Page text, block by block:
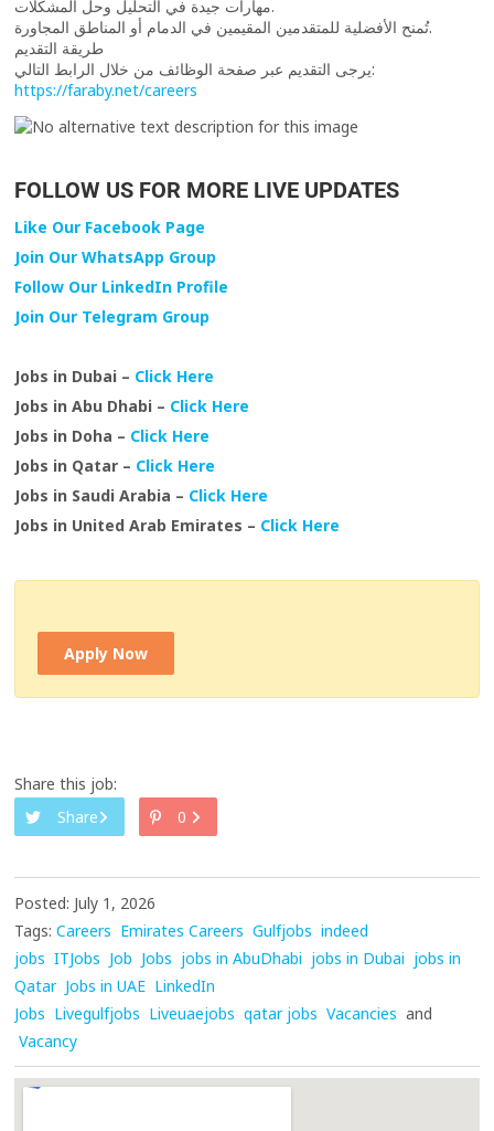
مهارات جيدة في التحليل وحل المشكلات.
تُمنح الأفضلية للمتقدمين المقيمين في الدمام أو المناطق المجاورة.
طريقة التقديم
يرجى التقديم عبر صفحة الوظائف من خلال الرابط التالي:
https://faraby.net/careers
FOLLOW US FOR MORE LIVE UPDATES
Like Our Facebook Page
Join Our WhatsApp Group
Follow Our LinkedIn Profile
Join Our Telegram Group
Jobs in Dubai – Click Here
Jobs in Abu Dhabi – Click Here
Jobs in Doha – Click Here
Jobs in Qatar – Click Here
Jobs in Saudi Arabia – Click Here
Jobs in United Arab Emirates – Click Here
Apply Now
Share this job:
Share
0
Posted: July 1, 2026
Tags: Careers Emirates Careers Gulfjobs indeed
jobs ITJobs Job Jobs jobs in AbuDhabi jobs in Dubai jobs in
Qatar Jobs in UAE LinkedIn
Jobs Livegulfjobs Liveuaejobs qatar jobs Vacancies and
Vacancy